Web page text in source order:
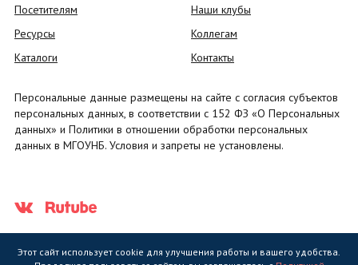
Посетителям
Ресурсы
Каталоги
Наши клубы
Коллегам
Контакты
Персональные данные размещены на сайте с согласия субъектов
персональных данных, в соответствии с 152 ФЗ «О Персональных
данных» и Политики в отношении обработки персональных
данных в МГОУНБ. Условия и запреты не установлены.
Этот сайт использует cookie для улучшения работы и вашего удобства.